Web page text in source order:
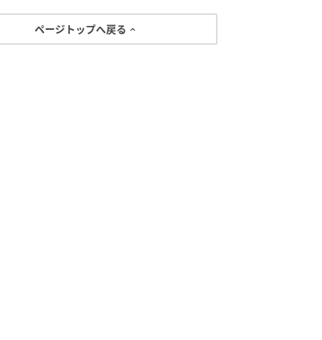
ページトップへ戻る